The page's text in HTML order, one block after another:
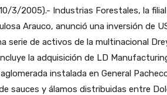
3/2005).- Industrias Forestales, la
Arauco, anunció una inversión de
serie de activos de la multinacional
la adquisición de LD
instalada en General
sauces y álamos distribuidas entre